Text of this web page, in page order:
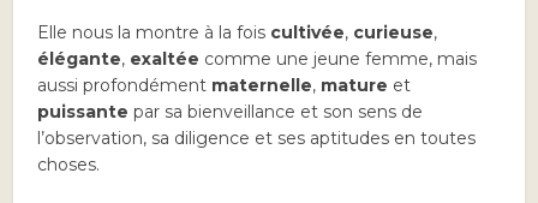
Elle nous la montre à la fois cultivée, curieuse,
élégante, exaltée comme une jeune femme, mais
aussi profondément maternelle, mature et
puissante par sa bienveillance et son sens de
l’observation, sa diligence et ses aptitudes en toutes
choses.